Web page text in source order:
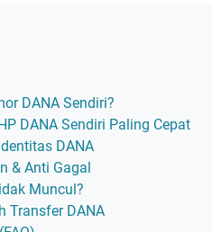
DANA Sendiri?
DANA Sendiri Paling Cepat
DANA
& Anti Gagal
Muncul?
Transfer DANA